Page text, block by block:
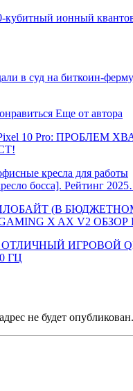
кубитный ионный
в суд на биткоин-
Еще от автора
Pixel 10 Pro: ПРОБЛЕМ
кресла для работы
босса]. Рейтинг
(В
X AX V2
ОТЛИЧНЫЙ ИГРОВОЙ
ГЦ
не будет опубликован.